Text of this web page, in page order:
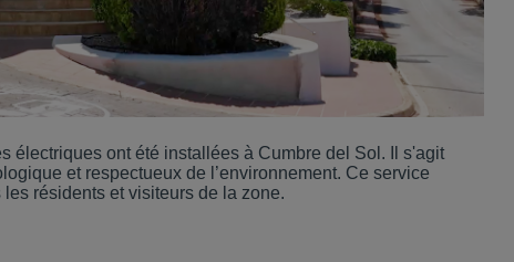
électriques ont été installées à Cumbre del Sol. Il s'agit
et respectueux de l’environnement. Ce service
résidents et visiteurs de la zone.